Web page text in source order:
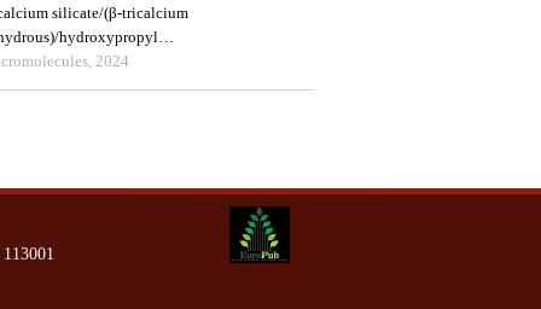
silicate/(β-tricalcium
hydroxypropyl
to biological evaluations
2024